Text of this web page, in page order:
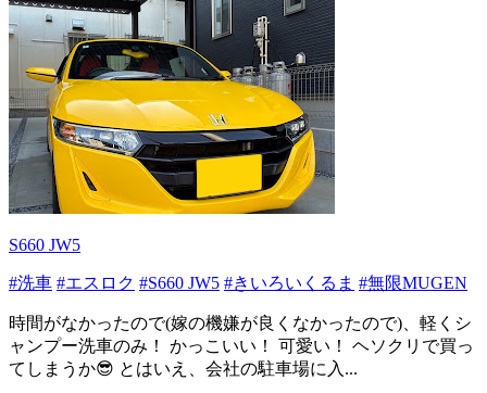
S660 JW5
#洗車 #エスロク #S660 JW5 #きいろいくるま #無限MUGEN
時間がなかったので(嫁の機嫌が良くなかったので)、軽くシ
ャンプー洗車のみ！ かっこいい！ 可愛い！ ヘソクリで買っ
てしまうか😎 とはいえ、会社の駐車場に入...